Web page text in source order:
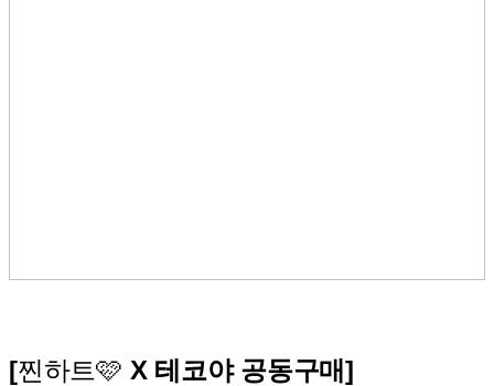
[찐하트🩷 X 테코야 공동구매]